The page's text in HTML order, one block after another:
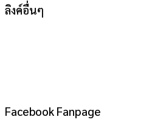
ลิงค์อื่นๆ
Facebook Fanpage